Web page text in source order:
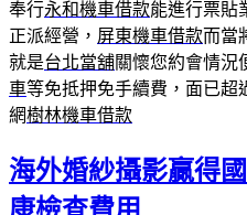
奉行永和機車借款能進行票貼
正派經營， 屏東機車借款而當
就是台北當舖關懷您約會情況
車等免抵押免手續費，面已超
網樹林機車借款
海外婚紗攝影贏得